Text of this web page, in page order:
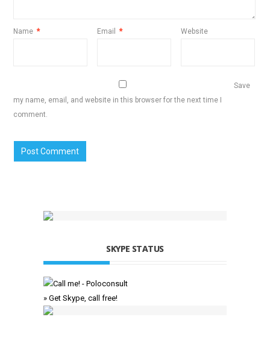
Name * Email * Website
Save
my name, email, and website in this browser for the next time I
comment.
SKYPE STATUS
» Get Skype, call free!